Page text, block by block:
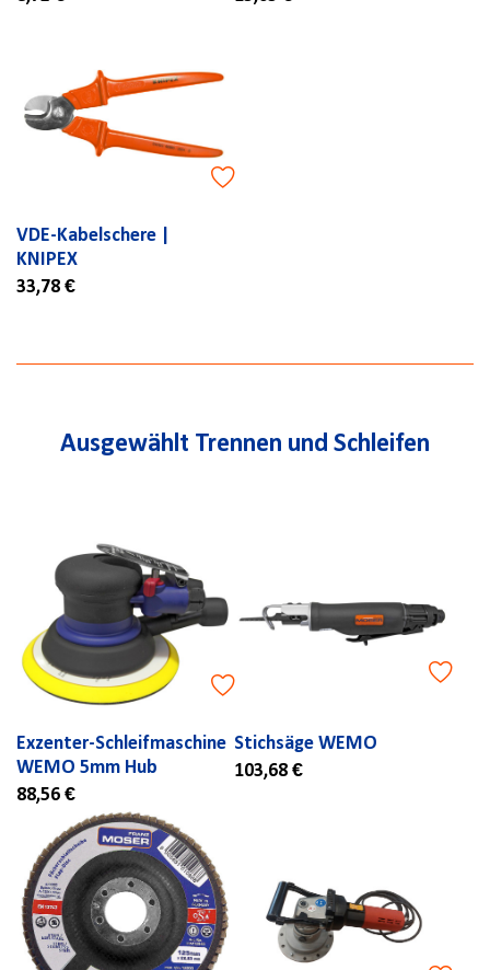
VDE-Kabelschere |
KNIPEX
33,78 €
Ausgewählt Trennen und Schleifen
Exzenter-Schleifmaschine
WEMO 5mm Hub
88,56 €
Stichsäge WEMO
103,68 €